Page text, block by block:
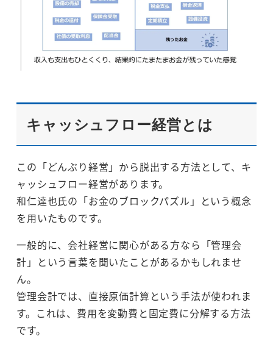
キャッシュフロー経営とは
この「どんぶり経営」から脱出する方法として、キ
ャッシュフロー経営があります。
和仁達也氏の「お金のブロックパズル」という概念
を用いたものです。
一般的に、会社経営に関心がある方なら「管理会
計」という言葉を聞いたことがあるかもしれませ
ん。
管理会計では、直接原価計算という手法が使われま
す。これは、費用を変動費と固定費に分解する方法
です。